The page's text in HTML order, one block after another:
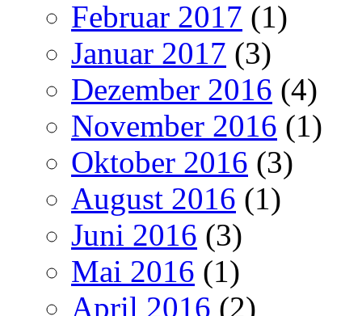
Februar 2017 (1)
Januar 2017 (3)
Dezember 2016 (4)
November 2016 (1)
Oktober 2016 (3)
August 2016 (1)
Juni 2016 (3)
Mai 2016 (1)
April 2016 (2)